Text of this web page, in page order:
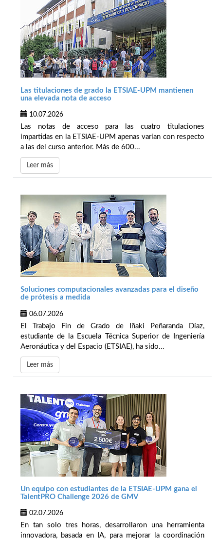
Las titulaciones de grado la ETSIAE-UPM mantienen
una elevada nota de acceso
10.07.2026
Las notas de acceso para las cuatro titulaciones
impartidas en la ETSIAE-UPM apenas varían con respecto
a las del curso anterior. Más de 600...
Leer más
Soluciones computacionales avanzadas para el diseño
de prótesis a medida
06.07.2026
El Trabajo Fin de Grado de Iñaki Peñaranda Díaz,
estudiante de la Escuela Técnica Superior de Ingeniería
Aeronáutica y del Espacio (ETSIAE), ha sido...
Leer más
Un equipo con estudiantes de la ETSIAE-UPM gana el
TalentPRO Challenge 2026 de GMV
02.07.2026
En tan solo tres horas, desarrollaron una herramienta
innovadora, basada en IA, para mejorar la coordinación